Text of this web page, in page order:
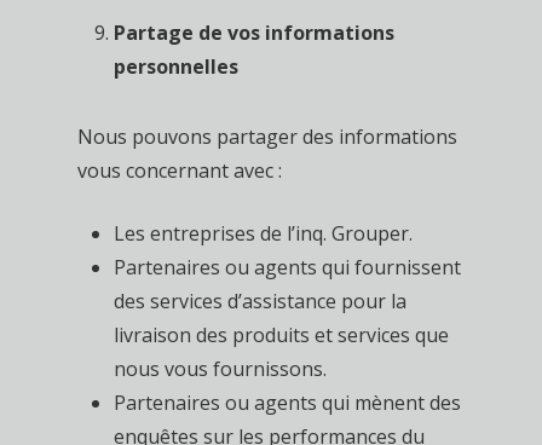
Partage de vos informations
personnelles
Nous pouvons partager des informations
vous concernant avec :
Les entreprises de l’inq. Grouper.
Partenaires ou agents qui fournissent
des services d’assistance pour la
livraison des produits et services que
nous vous fournissons.
Partenaires ou agents qui mènent des
enquêtes sur les performances du